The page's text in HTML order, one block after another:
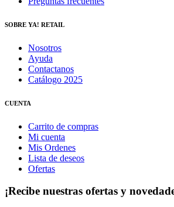
SOBRE YA! RETAIL
Nosotros
Ayuda
Contactanos
Catálogo 2025
CUENTA
Carrito de compras
Mi cuenta
Mis Ordenes
Lista de deseos
Ofertas
¡Recibe nuestras ofertas y